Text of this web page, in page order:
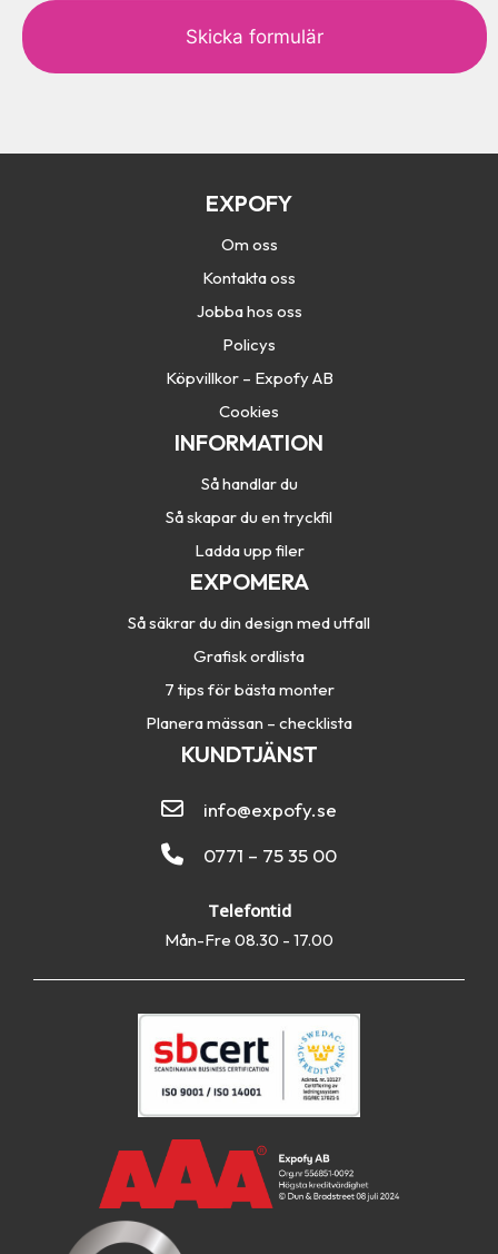
a
p
t
EXPOFY
Om oss
Kontakta oss
Jobba hos oss
Policys
Köpvillkor – Expofy AB
Cookies
INFORMATION
Så handlar du
Så skapar du en tryckfil
Ladda upp filer
EXPOMERA
Så säkrar du din design med utfall
Grafisk ordlista
7 tips för bästa monter
Planera mässan – checklista
KUNDTJÄNST
info@expofy.se
0771 – 75 35 00
Telefontid
Mån-Fre 08.30 - 17.00